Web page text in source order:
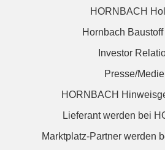
HORNBACH
Hornbach
Investor
Presse/
HORNBACH
Lieferant werden bei
Marktplatz-Partner werden